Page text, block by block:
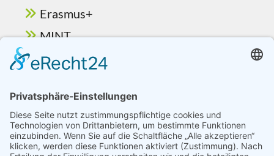
Erasmus+
MINT
Ganztag & Betreuung
Schulelternbeirat
Vorlesewettbewerb